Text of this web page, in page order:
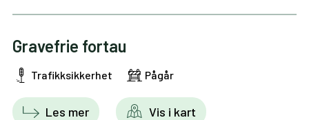
Gravefrie fortau
Trafikksikkerhet Pågår
Les mer Vis i kart